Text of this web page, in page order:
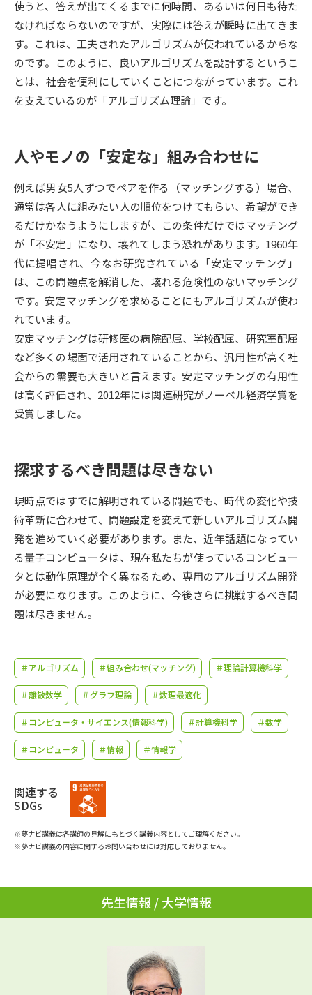
大学で学べる内容や特徴を調べる
新増設大学・学部・学科特集
国際・グローバルに強い大学特
データサイエンス特集 奨学金・特待生制度特集
新学年スタート号特集ページ
新学年スタート号特集ページ
SELFBRAND特集ページ
オープンキャンパスなどを調べる
オープンキャンパス検索 実施プログラムから探す
来場型・Web型イベント特集
受験準備 資料検索
併願校選び 受験スケジュールを立てよう
先輩が入学を決めた理由 テレメール全国一斉進学調査
新生活お役立ちガイド
学問発見 学問検索
学問のミニ講義「夢ナビ講義」 学問分野解説
学問の教科書 夢ナビライブ
ユーザーサポート
Ｑ＆Ａ よくあるご質問
資料の料金の
お支払いについて
受付内容・発送状況の確認
特定商取引表記
テレメール進学カタログ
使うと、答えが出てくるまでに何時間、あるいは何日も待た
なければならないのですが、実際には答えが瞬時に出てきま
す。これは、工夫されたアルゴリズムが使われているからな
のです。このように、良いアルゴリズムを設計するというこ
とは、社会を便利にしていくことにつながっています。これ
を支えているのが「アルゴリズム理論」です。
人やモノの「安定な」組み合わせに
例えば男女5人ずつでペアを作る（マッチングする）場合、
通常は各人に組みたい人の順位をつけてもらい、希望ができ
るだけかなうようにしますが、この条件だけではマッチング
が「不安定」になり、壊れてしまう恐れがあります。1960年
代に提唱され、今なお研究されている「安定マッチング」
は、この問題点を解消した、壊れる危険性のないマッチング
です。安定マッチングを求めることにもアルゴリズムが使わ
れています。
安定マッチングは研修医の病院配属、学校配属、研究室配属
など多くの場面で活用されていることから、汎用性が高く社
会からの需要も大きいと言えます。安定マッチングの有用性
は高く評価され、2012年には関連研究がノーベル経済学賞を
受賞しました。
探求するべき問題は尽きない
現時点ではすでに解明されている問題でも、時代の変化や技
術革新に合わせて、問題設定を変えて新しいアルゴリズム開
発を進めていく必要があります。また、近年話題になってい
る量子コンピュータは、現在私たちが使っているコンピュー
タとは動作原理が全く異なるため、専用のアルゴリズム開発
が必要になります。このように、今後さらに挑戦するべき問
題は尽きません。
＃アルゴリズム ＃組み合わせ(マッチング) ＃理論計算機科学
＃離散数学 ＃グラフ理論 ＃数理最適化
＃コンピュータ・サイエンス(情報科学) ＃計算機科学 ＃数学
＃コンピュータ ＃情報 ＃情報学
関連する
SDGs
※夢ナビ講義は各講師の見解にもとづく講義内容としてご理解ください。
※夢ナビ講義の内容に関するお問い合わせには対応しておりません。
先生情報 / 大学情報